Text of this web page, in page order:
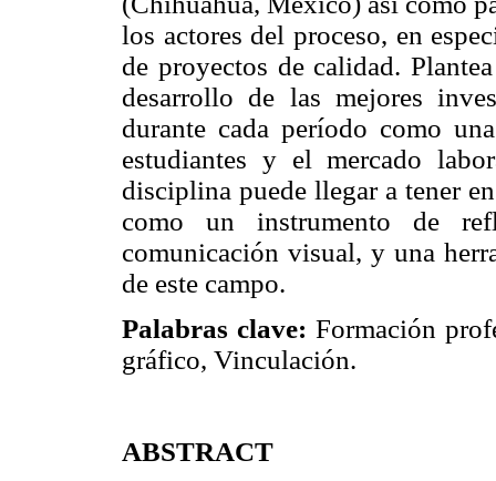
los actores del proceso, en
de proyectos de calidad.
desarrollo de las mejores
durante cada período como
estudiantes y el mercado
disciplina puede llegar a tener
como un instrumento de
comunicación visual, y una
de este campo.
Palabras clave: Formación
gráfico, Vinculación.
ABSTRACT